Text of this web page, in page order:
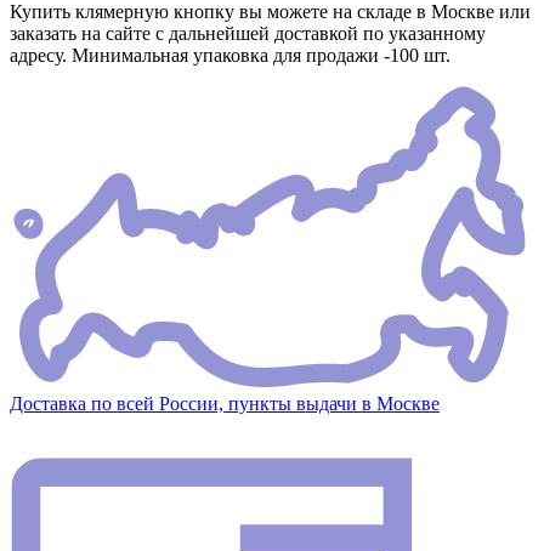
Купить клямерную кнопку вы можете на складе в Москве или
заказать на сайте с дальнейшей доставкой по указанному
адресу. Минимальная упаковка для продажи -100 шт.
Доставка по всей России, пункты выдачи в Москве